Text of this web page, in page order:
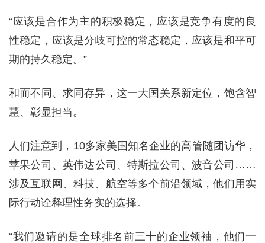
“应该是合作为主的积极稳定，应该是竞争有度的良
性稳定，应该是分歧可控的常态稳定，应该是和平可
期的持久稳定。”
和而不同、求同存异，这一大国关系新定位，饱含智
慧、彰显担当。
人们注意到，10多家美国知名企业的高管随团访华，
苹果公司、英伟达公司、特斯拉公司、波音公司……
涉及互联网、科技、航空等多个前沿领域，他们用实
际行动诠释理性务实的选择。
“我们邀请的是全球排名前三十的企业领袖，他们一